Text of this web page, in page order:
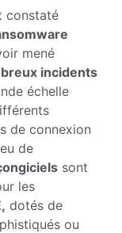
constaté
mené
incidents
échelle
de connexion
de
sont
les
dotés de
ou